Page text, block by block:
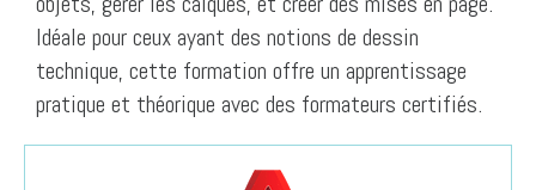
Idéale pour ceux ayant des notions de dessin
technique, cette formation offre un apprentissage
pratique et théorique avec des formateurs certifiés.